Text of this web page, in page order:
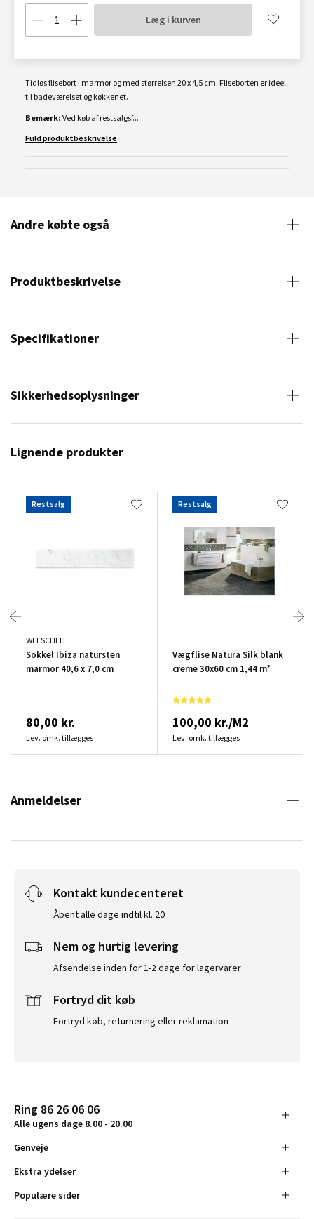
Læg i kurven
Tidløs flisebort i marmor og med størrelsen 20 x 4,5 cm. Fliseborten er ideel
til badeværelset og køkkenet.
Bemærk: Ved køb af restsalgsf...
Fuld produktbeskrivelse
Andre købte også
Produktbeskrivelse
Specifikationer
Sikkerhedsoplysninger
Lignende produkter
Restsalg
WELSCHEIT
Sokkel Ibiza natursten
marmor 40,6 x 7,0 cm
80,00 kr.
Lev. omk. tillægges
Restsalg
Vægflise Natura Silk blank
creme 30x60 cm 1,44 m²
100,00 kr./M2
Lev. omk. tillægges
Anmeldelser
Kontakt kundecenteret
Åbent alle dage indtil kl. 20
Nem og hurtig levering
Afsendelse inden for 1-2 dage for lagervarer
Fortryd dit køb
Fortryd køb, returnering eller reklamation
Ring 86 26 06 06
Alle ugens dage 8.00 - 20.00
Genveje
Ekstra ydelser
Populære sider